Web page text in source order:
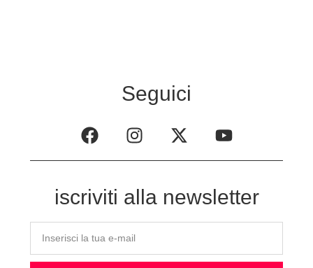
Seguici
iscriviti alla newsletter